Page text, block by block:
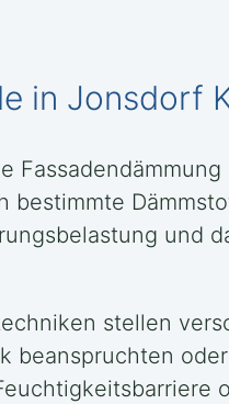
in Jonsdorf
bestimmte
und
stellen
beanspruchten